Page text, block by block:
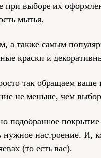
при выборе их
мытья.
а также самым
краски и
так обращаем ваше
не меньше, чем
подобранное
нужное настроение. И,
(то есть вас).